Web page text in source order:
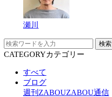
瀬川
検索
CATEGORYカテゴリー
すべて
ブログ
週刊ZABOUZABOU通信